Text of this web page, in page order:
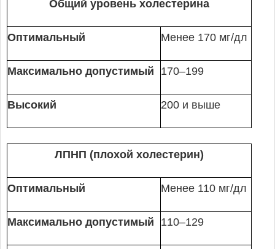
Общий уровень холестерина
Оптимальный Менее 170 мг/дл
Максимально допустимый 170–199
Высокий 200 и выше
ЛПНП (плохой холестерин)
Оптимальный Менее 110 мг/дл
Максимально допустимый 110–129